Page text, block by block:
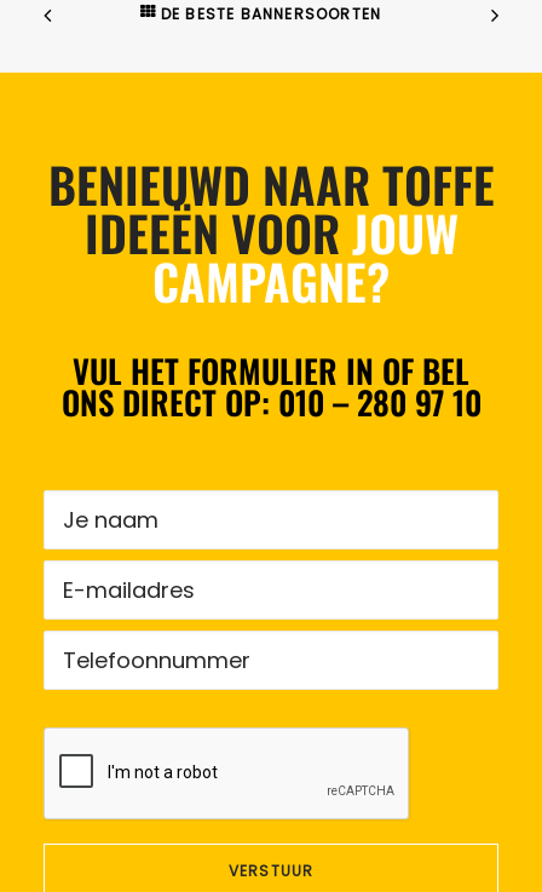
DE BESTE BANNERSOORTEN
BENIEUWD NAAR TOFFE
IDEEËN VOORJOUW
CAMPAGNE?
VUL HET FORMULIER IN OF BEL
ONS DIRECT OP:010 – 280 97 10